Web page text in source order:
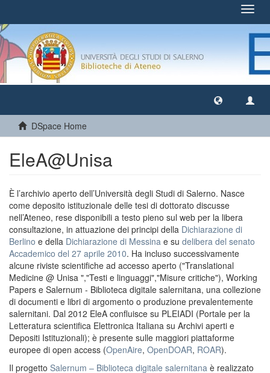
DSpace Home
EleA@Unisa
È l’archivio aperto dell’Università degli Studi di Salerno. Nasce
come deposito istituzionale delle tesi di dottorato discusse
nell’Ateneo, rese disponibili a testo pieno sul web per la libera
consultazione, in attuazione dei principi della Dichiarazione di
Berlino e della Dichiarazione di Messina e su delibera del senato
Accademico del 27 aprile 2010. Ha incluso successivamente
alcune riviste scientifiche ad accesso aperto ("Translational
Medicine @ Unisa ","Testi e linguaggi","Misure critiche"), Working
Papers e Salernum - Biblioteca digitale salernitana, una collezione
di documenti e libri di argomento o produzione prevalentemente
salernitani. Dal 2012 EleA confluisce su PLEIADI (Portale per la
Letteratura scientifica Elettronica Italiana su Archivi aperti e
Depositi Istituzionali); è presente sulle maggiori piattaforme
europee di open access (OpenAire, OpenDOAR, ROAR).
Il progetto Salernum – Biblioteca digitale salernitana è realizzato